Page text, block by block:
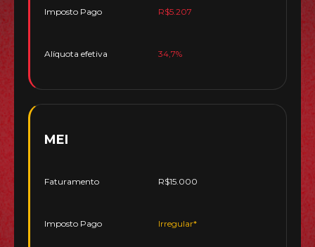
Imposto Pago R$5.207
Alíquota efetiva 34,7%
MEI
Faturamento R$15.000
Imposto Pago Irregular*